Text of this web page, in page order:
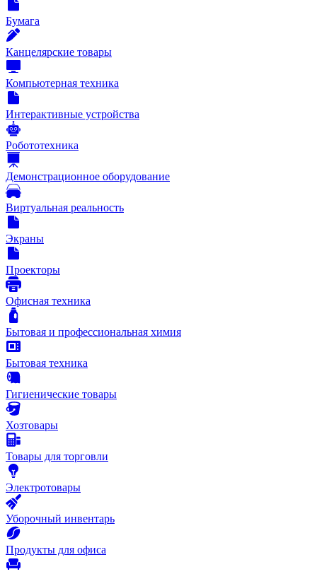
Бумага
Канцелярские товары
Компьютерная техника
Интерактивные устройства
Робототехника
Демонстрационное оборудование
Виртуальная реальность
Экраны
Проекторы
Офисная техника
Бытовая и профессиональная химия
Бытовая техника
Гигиенические товары
Хозтовары
Товары для торговли
Электротовары
Уборочный инвентарь
Продукты для офиса